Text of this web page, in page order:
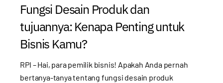
Fungsi Desain Produk dan
tujuannya: Kenapa Penting untuk
Bisnis Kamu?
RPI – Hai, para pemilik bisnis! Apakah Anda pernah
bertanya-tanya tentang fungsi desain produk